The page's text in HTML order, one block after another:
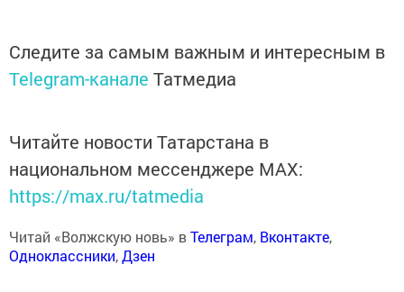
Следите за самым важным и интересным в
Telegram-канале Татмедиа
Читайте новости Татарстана в
национальном мессенджере MАХ:
https://max.ru/tatmedia
Читай «Волжскую новь» вТелеграм, Вконтакте,
Одноклассники,Дзен